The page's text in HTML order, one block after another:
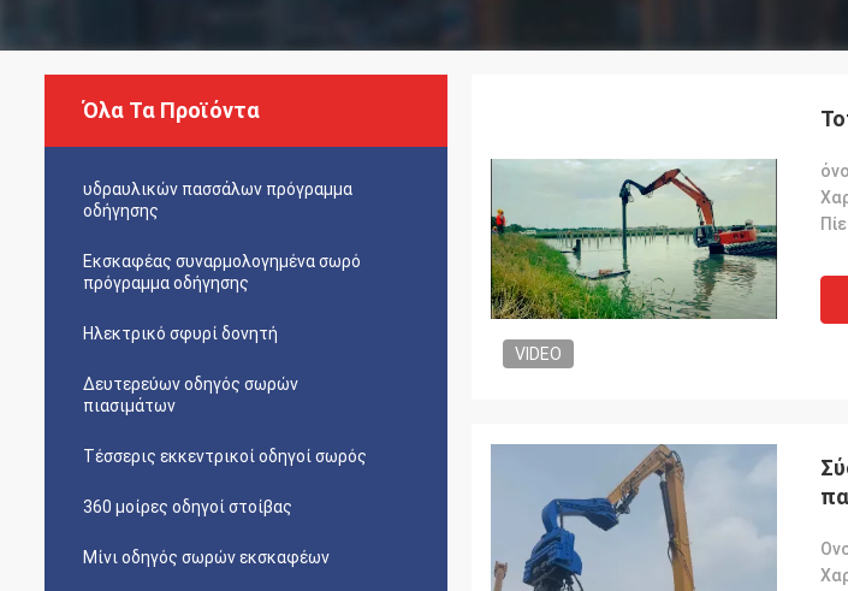
Όλα Τα Προϊόντα
υδραυλικών πασσάλων πρόγραμμα
οδήγησης
Εκσκαφέας συναρμολογημένα σωρό
πρόγραμμα οδήγησης
Ηλεκτρικό σφυρί δονητή
Δευτερεύων οδηγός σωρών
πιασιμάτων
Τέσσερις εκκεντρικοί οδηγοί σωρός
360 μοίρες οδηγοί στοίβας
Μίνι οδηγός σωρών εκσκαφέων
VIDEO